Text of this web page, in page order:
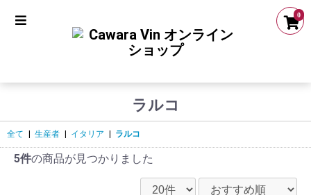
0
ラルコ
全て 生産者 イタリア ラルコ
5件の商品が見つかりました